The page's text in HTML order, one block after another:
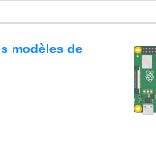
modèles de